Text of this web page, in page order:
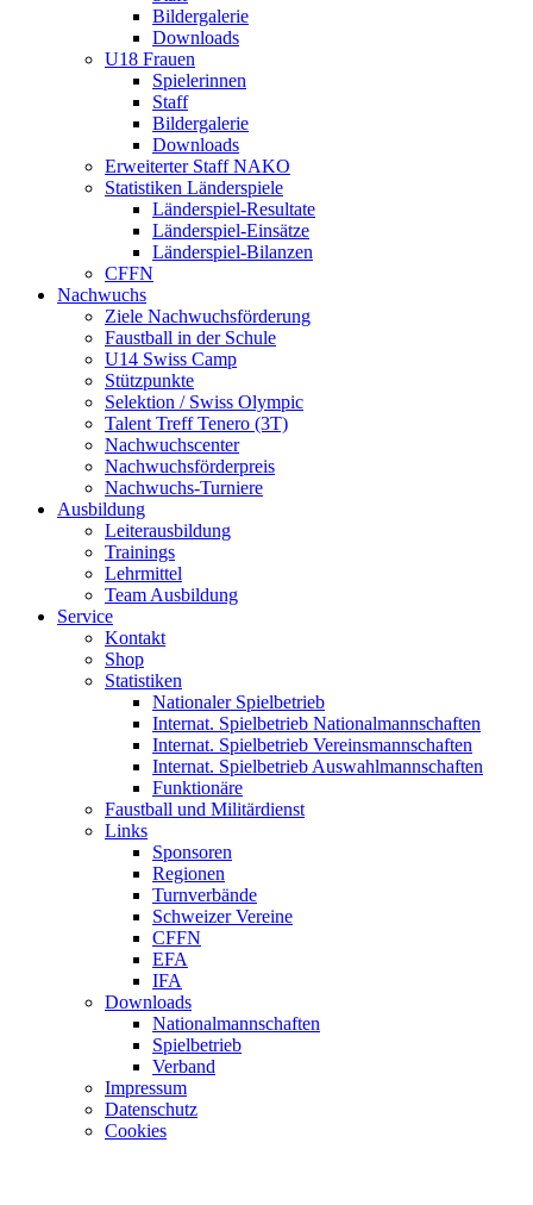
Bildergalerie
Downloads
U18 Frauen
Spielerinnen
Staff
Bildergalerie
Downloads
Erweiterter Staff NAKO
Statistiken Länderspiele
Länderspiel-Resultate
Länderspiel-Einsätze
Länderspiel-Bilanzen
CFFN
Nachwuchs
Ziele Nachwuchsförderung
Faustball in der Schule
U14 Swiss Camp
Stützpunkte
Selektion / Swiss Olympic
Talent Treff Tenero (3T)
Nachwuchscenter
Nachwuchsförderpreis
Nachwuchs-Turniere
Ausbildung
Leiterausbildung
Trainings
Lehrmittel
Team Ausbildung
Service
Kontakt
Shop
Statistiken
Nationaler Spielbetrieb
Internat. Spielbetrieb Nationalmannschaften
Internat. Spielbetrieb Vereinsmannschaften
Internat. Spielbetrieb Auswahlmannschaften
Funktionäre
Faustball und Militärdienst
Links
Sponsoren
Regionen
Turnverbände
Schweizer Vereine
CFFN
EFA
IFA
Downloads
Nationalmannschaften
Spielbetrieb
Verband
Impressum
Datenschutz
Cookies